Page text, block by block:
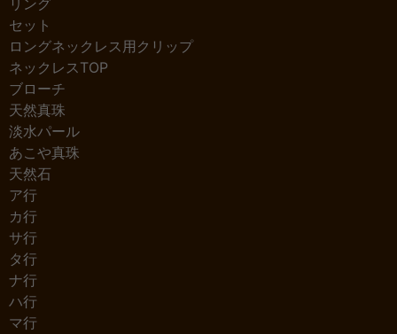
リング
セット
ロングネックレス用クリップ
ネックレスTOP
ブローチ
天然真珠
淡水パール
あこや真珠
天然石
ア行
カ行
サ行
タ行
ナ行
ハ行
マ行